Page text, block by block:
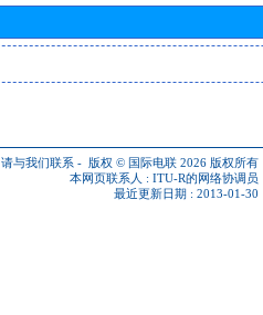
请与我们联系 - 版权 © 国际电联 2026 版权所有
本网页联系人 : ITU-R的网络协调员
最近更新日期 : 2013-01-30